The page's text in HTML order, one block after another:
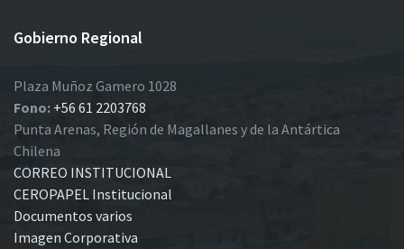
Gobierno Regional
Plaza Muñoz Gamero 1028
Fono: +56 61 2203768
Punta Arenas, Región de Magallanes y de la Antártica
Chilena
CORREO INSTITUCIONAL
CEROPAPEL Institucional
Documentos varios
Imagen Corporativa